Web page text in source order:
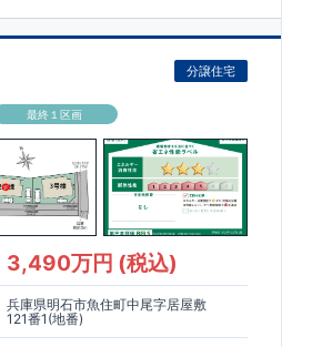
分譲住宅
最終１区画
3,490万円 (税込)
兵庫県明石市魚住町中尾字居屋敷
121番1(地番)